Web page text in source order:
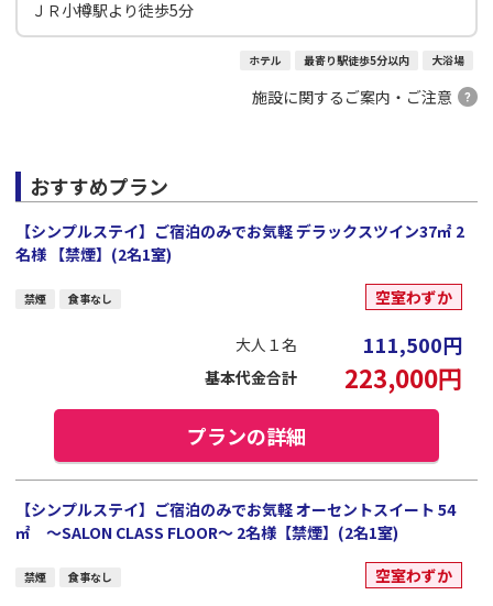
ＪＲ小樽駅より徒歩5分
ホテル 最寄り駅徒歩5分以内 大浴場
施設に関するご案内・ご注意
おすすめプラン
【シンプルステイ】ご宿泊のみでお気軽 デラックスツイン37㎡ 2
名様 【禁煙】(2名1室)
禁煙 食事なし 空室わずか
大人１名 111,500円
基本代金合計 223,000円
プランの詳細
【シンプルステイ】ご宿泊のみでお気軽 オーセントスイート 54
㎡ ～SALON CLASS FLOOR～ 2名様【禁煙】(2名1室)
禁煙 食事なし 空室わずか